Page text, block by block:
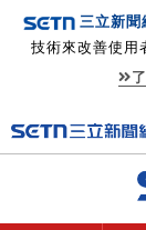
三立新聞
技術來改善使用